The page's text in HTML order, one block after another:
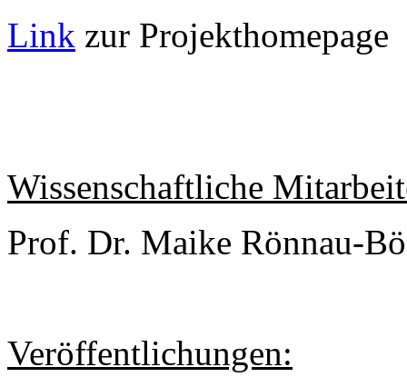
Link zur Projekthomepage
Wissenschaftliche
Prof. Dr. Maike Rönnau-
Veröffentlichungen: